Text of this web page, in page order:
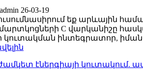
26-03-19
եք արևային
C վարկանիշը
կուտակման ինտեգրատոր,